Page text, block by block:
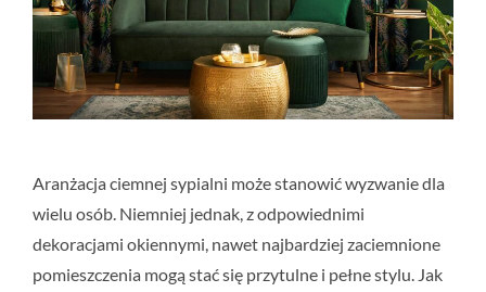
Aranżacja ciemnej sypialni może stanowić wyzwanie dla
wielu osób. Niemniej jednak, z odpowiednimi
dekoracjami okiennymi, nawet najbardziej zaciemnione
pomieszczenia mogą stać się przytulne i pełne stylu. Jak